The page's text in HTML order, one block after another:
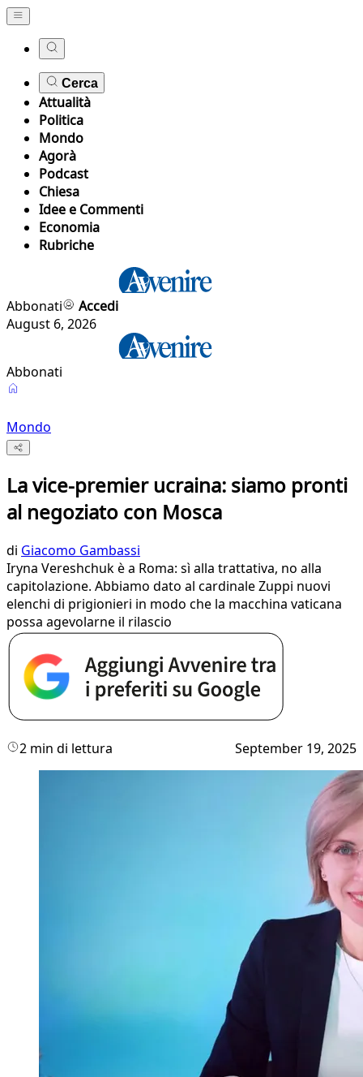
Cerca
Attualità
Politica
Mondo
Agorà
Podcast
Chiesa
Idee e Commenti
Economia
Rubriche
Abbonati
Accedi
August 6, 2026
Abbonati
Mondo
La vice-premier ucraina: siamo pronti
al negoziato con Mosca
di Giacomo Gambassi
Iryna Vereshchuk è a Roma: sì alla trattativa, no alla
capitolazione. Abbiamo dato al cardinale Zuppi nuovi
elenchi di prigionieri in modo che la macchina vaticana
possa agevolarne il rilascio
2 min di lettura September 19, 2025